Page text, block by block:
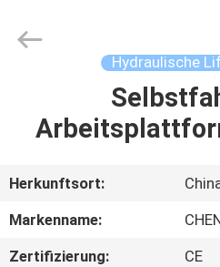
HAUSE
PRODUKTE
ÜBER
LTD.
Hydraulische
Herkunftsort:
Markenname:
Zertifizierung:
CE